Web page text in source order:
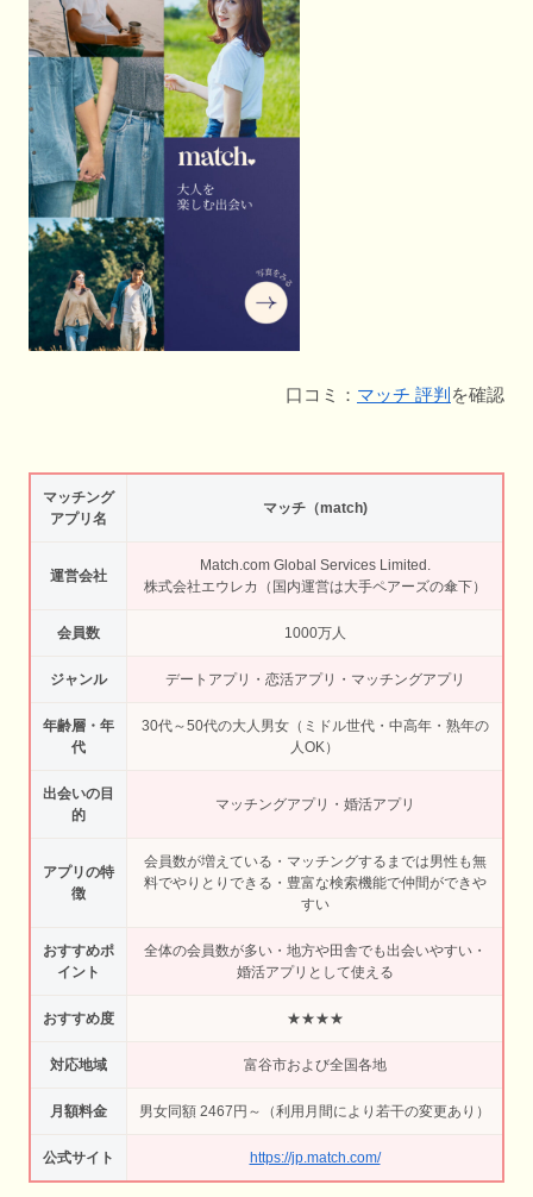
口コミ： マッチ 評判 を確認
マッチング
アプリ名
マッチ（match)
運営会社
Match.com Global Services Limited.
株式会社エウレカ（国内運営は大手ペアーズの傘下）
会員数 1000万人
ジャンル デートアプリ・恋活アプリ・マッチングアプリ
年齢層・年
代
30代～50代の大人男女（ミドル世代・中高年・熟年の
人OK）
出会いの目
的
マッチングアプリ・婚活アプリ
アプリの特
徴
会員数が増えている・マッチングするまでは男性も無
料でやりとりできる・豊富な検索機能で仲間ができや
すい
おすすめポ
イント
全体の会員数が多い・地方や田舎でも出会いやすい・
婚活アプリとして使える
おすすめ度 ★★★★
対応地域 富谷市および全国各地
月額料金 男女同額 2467円～（利用月間により若干の変更あり）
公式サイト https://jp.match.com/